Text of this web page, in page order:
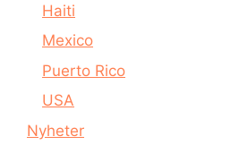
Haiti
Mexico
Puerto Rico
USA
Nyheter